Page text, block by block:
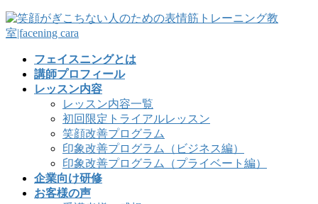
フェイスニングとは
講師プロフィール
レッスン内容
レッスン内容一覧
初回限定トライアルレッスン
笑顔改善プログラム
印象改善プログラム（ビジネス編）
印象改善プログラム（プライベート編）
企業向け研修
お客様の声